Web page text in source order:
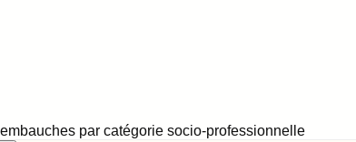
par catégorie socio-professionnelle